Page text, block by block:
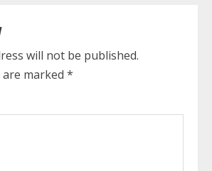
will not be published.
are marked *